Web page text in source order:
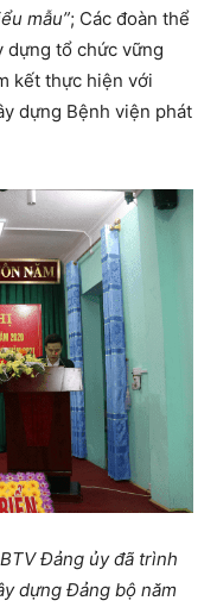
mẫu”; Các đoàn thể
dựng tổ chức vững
kết thực hiện với
dựng Bệnh viện phát
Đảng ủy đã trình
dựng Đảng bộ năm